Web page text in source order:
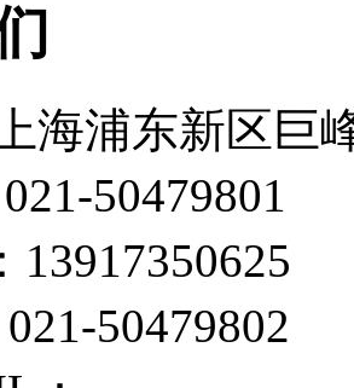
海浦东新区巨
50479801
13917350625
50479802